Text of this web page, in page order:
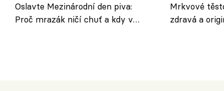
Oslavte Mezinárodní den piva:
Proč mrazák ničí chuť a kdy v
Mrkvové
zdravá a